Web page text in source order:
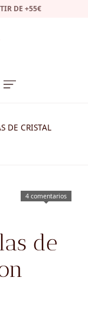
DE +55€
DE CRISTAL
4 comentarios
de